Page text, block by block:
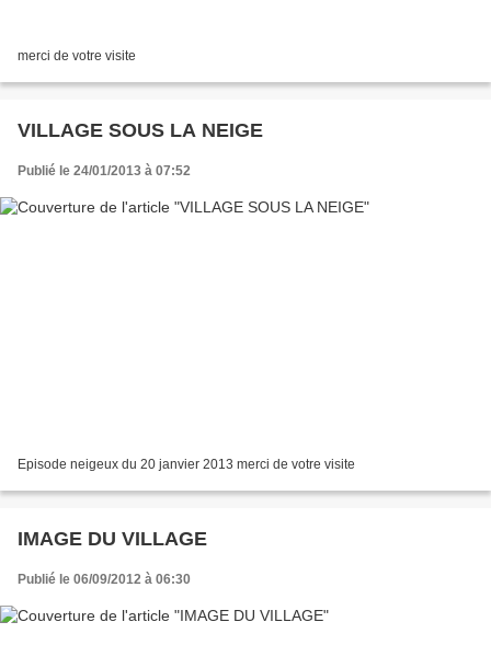
merci de votre visite
VILLAGE SOUS LA NEIGE
Publié le 24/01/2013 à 07:52
Episode neigeux du 20 janvier 2013 merci de votre visite
IMAGE DU VILLAGE
Publié le 06/09/2012 à 06:30